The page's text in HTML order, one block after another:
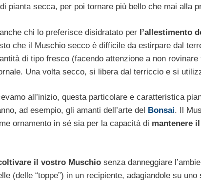
di pianta secca, per poi tornare più bello che mai alla
chi lo preferisce disidratato perl’allestimento
che il Muschio secco è difficile da estirpare dal
di tipo fresco (facendo attenzione a non
Una volta secco, si libera dal terriccio e si
all’inizio, questa particolare e caratteristica
ad esempio, gli amanti dell’arte del
Bonsai. Il
ornamento in sé sia per la capacità di mantenere
il vostro Muschiosenza danneggiare
(delle “toppe”) in un recipiente, adagiandole su